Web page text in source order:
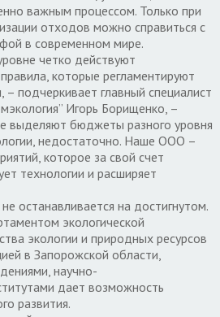
важным процессом. Только при
отходов можно справиться с
в современном мире.
четко действуют
которые регламентируют
– подчеркивает главный специалист
Игорь Борищенко, –
выделяют бюджеты разного уровня
недостаточно. Наше ООО –
которое за свой счет
технологии и расширяет
останавливается на достигнутом.
экологической
экологии и природных ресурсов
в Запорожской области,
научно-
дает возможность
развития.